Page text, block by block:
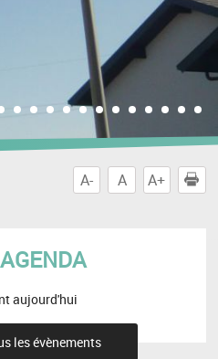
A- A A+
AGENDA
aujourd'hui
les évènements